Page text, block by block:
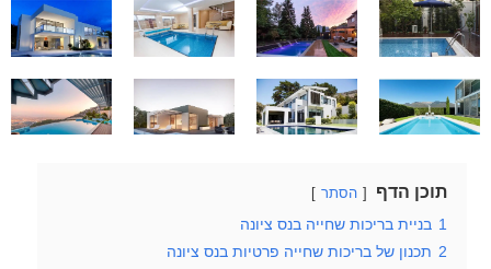
תוכן הדף הסתר
1 בניית בריכות שחייה בנס ציונה
2 תכנון של בריכות שחייה פרטיות בנס ציונה